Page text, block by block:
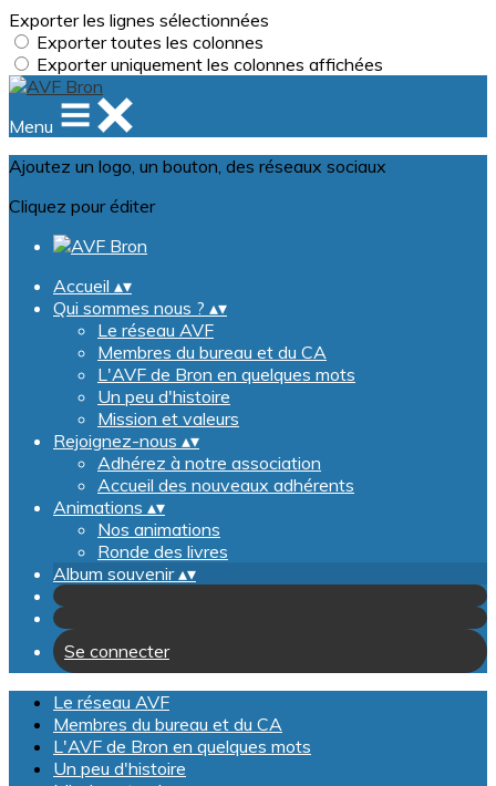
Exporter les lignes sélectionnées
Exporter toutes les colonnes
Exporter uniquement les colonnes affichées
Menu
Ajoutez un logo, un bouton, des réseaux sociaux
Cliquez pour éditer
Accueil ▴▾
Qui sommes nous ? ▴▾
Le réseau AVF
Membres du bureau et du CA
L'AVF de Bron en quelques mots
Un peu d'histoire
Mission et valeurs
Rejoignez-nous ▴▾
Adhérez à notre association
Accueil des nouveaux adhérents
Animations ▴▾
Nos animations
Ronde des livres
Album souvenir▴▾
Se connecter
Le réseau AVF
Membres du bureau et du CA
L'AVF de Bron en quelques mots
Un peu d'histoire